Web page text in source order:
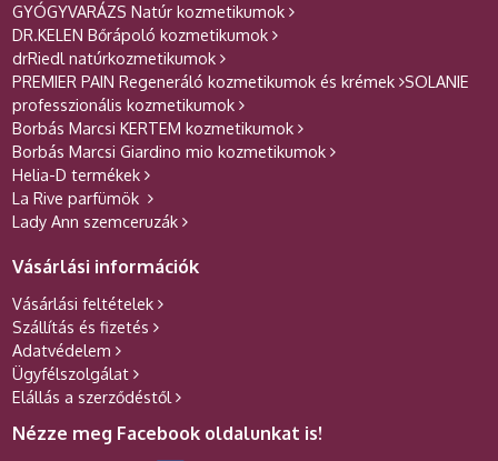
GYÓGYVARÁZS Natúr kozmetikumok
DR.KELEN Bőrápoló kozmetikumok
drRiedl natúrkozmetikumok
PREMIER PAIN Regeneráló kozmetikumok és krémek SOLANIE
professzionális kozmetikumok
Borbás Marcsi KERTEM kozmetikumok
Borbás Marcsi Giardino mio kozmetikumok
Helia-D termékek
La Rive parfümök
Lady Ann szemceruzák
Vásárlási információk
Vásárlási feltételek
Szállítás és fizetés
Adatvédelem
Ügyfélszolgálat
Elállás a szerződéstől
Nézze meg Facebook oldalunkat is!